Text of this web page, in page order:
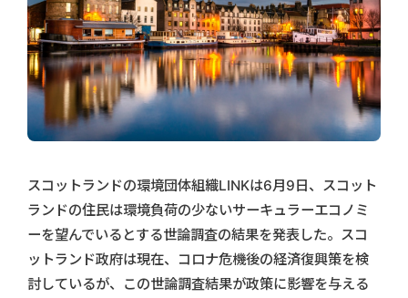
スコットランドの環境団体組織LINKは6月9日、スコット
ランドの住民は環境負荷の少ないサーキュラーエコノミ
ーを望んでいるとする世論調査の結果を発表した。スコ
ットランド政府は現在、コロナ危機後の経済復興策を検
討しているが、この世論調査結果が政策に影響を与える